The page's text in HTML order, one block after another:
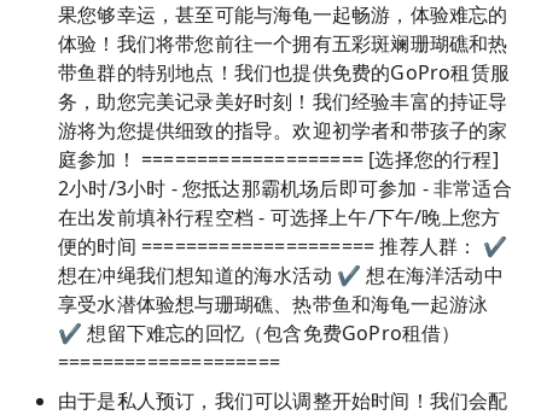
果您够幸运，甚至可能与海龟一起畅游，体验难忘的
体验！我们将带您前往一个拥有五彩斑斓珊瑚礁和热
带鱼群的特别地点！我们也提供免费的GoPro租赁服
务，助您完美记录美好时刻！我们经验丰富的持证导
游将为您提供细致的指导。欢迎初学者和带孩子的家
庭参加！ ==================== [选择您的行程]
2小时/3小时 - 您抵达那霸机场后即可参加 - 非常适合
在出发前填补行程空档 - 可选择上午/下午/晚上您方
便的时间 ===================== 推荐人群： ✔
想在冲绳我们想知道的海水活动 ✔ 想在海洋活动中
享受水潜体验想与珊瑚礁、热带鱼和海龟一起游泳
✔ 想留下难忘的回忆（包含免费GoPro租借）
====================
由于是私人预订，我们可以调整开始时间！我们会配